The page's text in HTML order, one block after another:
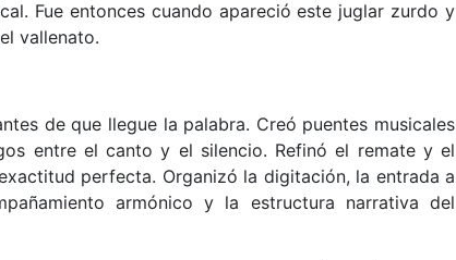
Fue entonces cuando apareció este juglar zurdo y
vallenato.
de que llegue la palabra. Creó puentes musicales
entre el canto y el silencio. Refinó el remate y el
perfecta. Organizó la digitación, la entrada a
armónico y la estructura narrativa del